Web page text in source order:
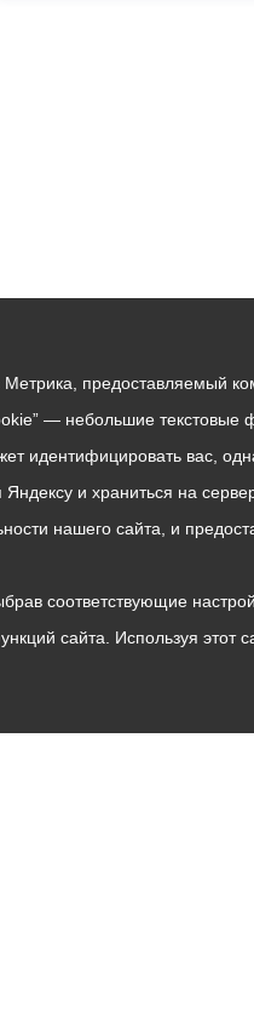
Метрика,
— небольшие
вас,
и храниться на
нашего сайта, и
соответствующие
сайта. Используя